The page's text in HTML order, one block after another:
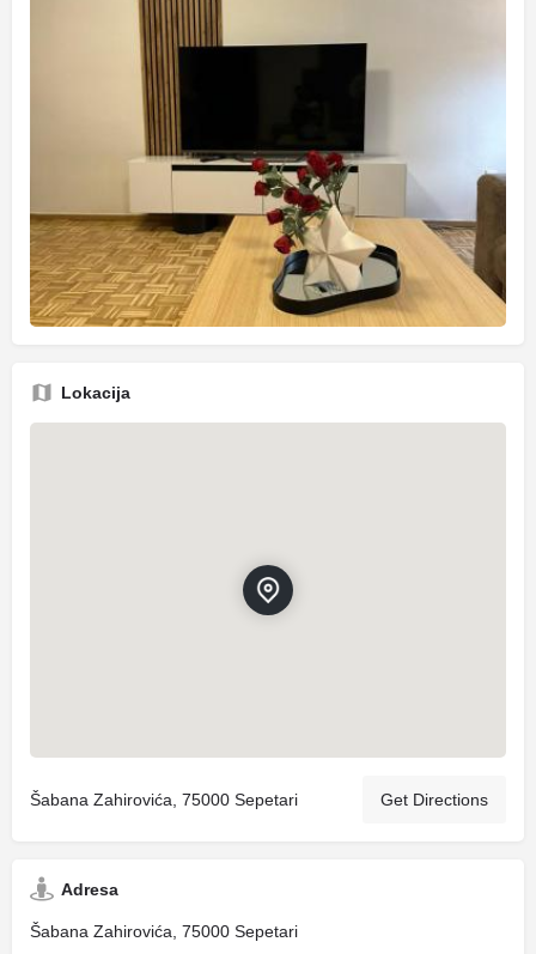
Lokacija
Šabana Zahirovića, 75000 Sepetari Get Directions
Adresa
Šabana Zahirovića, 75000 Sepetari